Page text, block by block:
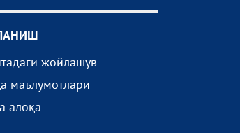
жойлашув
маълумотлари
алоқа